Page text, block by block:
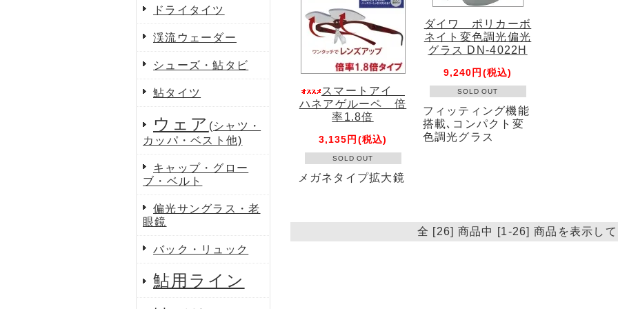
ドライタイツ
渓流ウェーダー
シューズ・鮎タビ
鮎タイツ
ウェア (シャツ・
カッパ・ベスト他)
キャップ・グロー
ブ・ベルト
偏光サングラス・老
眼鏡
バック・リュック
鮎用ライン
スマートアイ
ハネアゲルーペ 倍
率1.8倍
3,135円(税込)
SOLD OUT
メガネタイプ拡大鏡
ダイワ ポリカーボ
ネイト変色調光偏光
グラス DN-4022H
9,240円(税込)
SOLD OUT
フィッティング機能
搭載､コンパクト変
色調光グラス
全 [26] 商品中 [1-26] 商品を表示して